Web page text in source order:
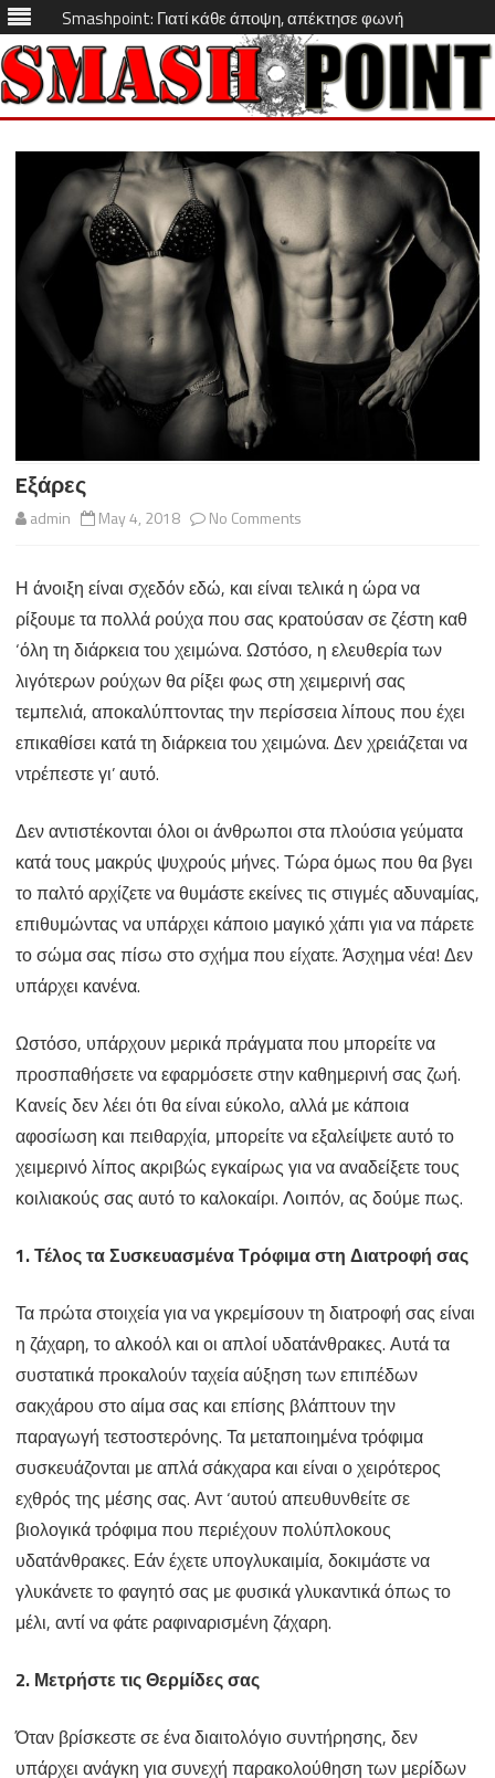
Smashpoint: Γιατί κάθε άποψη, απέκτησε φωνή
Skip
content
Eξάρες
admin May 4, 2018 No Comments
Η άνοιξη είναι σχεδόν εδώ, και είναι τελικά η ώρα να
ρίξουμε τα πολλά ρούχα που σας κρατούσαν σε ζέστη καθ
‘όλη τη διάρκεια του χειμώνα. Ωστόσο, η ελευθερία των
λιγότερων ρούχων θα ρίξει φως στη χειμερινή σας
τεμπελιά, αποκαλύπτοντας την περίσσεια λίπους που έχει
επικαθίσει κατά τη διάρκεια του χειμώνα. Δεν χρειάζεται να
ντρέπεστε γι’ αυτό.
Δεν αντιστέκονται όλοι οι άνθρωποι στα πλούσια γεύματα
κατά τους μακρύς ψυχρούς μήνες. Τώρα όμως που θα βγει
το παλτό αρχίζετε να θυμάστε εκείνες τις στιγμές αδυναμίας,
επιθυμώντας να υπάρχει κάποιο μαγικό χάπι για να πάρετε
το σώμα σας πίσω στο σχήμα που είχατε. Άσχημα νέα! Δεν
υπάρχει κανένα.
Ωστόσο, υπάρχουν μερικά πράγματα που μπορείτε να
προσπαθήσετε να εφαρμόσετε στην καθημερινή σας ζωή.
Κανείς δεν λέει ότι θα είναι εύκολο, αλλά με κάποια
αφοσίωση και πειθαρχία, μπορείτε να εξαλείψετε αυτό το
χειμερινό λίπος ακριβώς εγκαίρως για να αναδείξετε τους
κοιλιακούς σας αυτό το καλοκαίρι. Λοιπόν, ας δούμε πως.
1. Τέλος τα Συσκευασμένα Τρόφιμα στη Διατροφή σας
Τα πρώτα στοιχεία για να γκρεμίσουν τη διατροφή σας είναι
η ζάχαρη, το αλκοόλ και οι απλοί υδατάνθρακες. Αυτά τα
συστατικά προκαλούν ταχεία αύξηση των επιπέδων
σακχάρου στο αίμα σας και επίσης βλάπτουν την
παραγωγή τεστοστερόνης. Τα μεταποιημένα τρόφιμα
συσκευάζονται με απλά σάκχαρα και είναι ο χειρότερος
εχθρός της μέσης σας. Αντ ‘αυτού απευθυνθείτε σε
βιολογικά τρόφιμα που περιέχουν πολύπλοκους
υδατάνθρακες. Εάν έχετε υπογλυκαιμία, δοκιμάστε να
γλυκάνετε το φαγητό σας με φυσικά γλυκαντικά όπως το
μέλι, αντί να φάτε ραφιναρισμένη ζάχαρη.
2. Μετρήστε τις Θερμίδες σας
Όταν βρίσκεστε σε ένα διαιτολόγιο συντήρησης, δεν
υπάρχει ανάγκη για συνεχή παρακολούθηση των μερίδων